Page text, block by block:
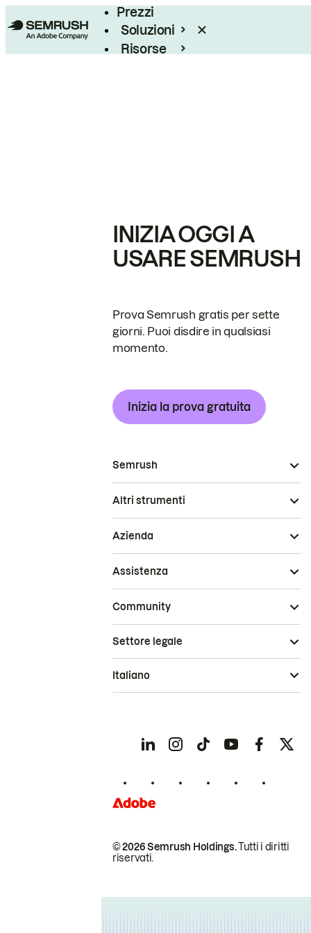
Prezzi
Soluzioni
Risorse
INIZIA OGGI A
USARE SEMRUSH
Prova Semrush gratis per sette
giorni. Puoi disdire in qualsiasi
momento.
Inizia la prova gratuita
Semrush
Altri strumenti
Azienda
Assistenza
Community
© 2026 Semrush Holdings.Tutti i diritti
riservati.
Settore legale
Italiano